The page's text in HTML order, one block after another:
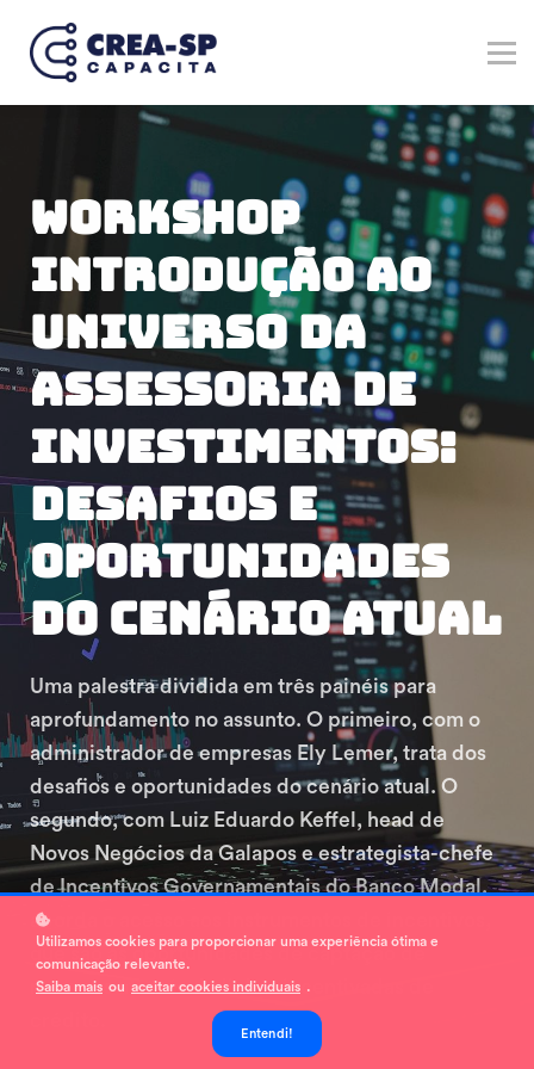
Marketplace
Cadastre-se
Workshop
Introdução Ao
Universo Da
Assessoria De
Investimentos:
Desafios E
Oportunidades
Do Cenário Atual
Uma palestra dividida em três painéis para
aprofundamento no assunto. O primeiro, com o
administrador de empresas Ely Lemer, trata dos
desafios e oportunidades do cenário atual. O
segundo, com Luiz Eduardo Keffel, head de
Novos Negócios da Galapos e estrategista-chefe
de Incentivos Governamentais do Banco Modal,
aborda o acesso aos instrumentos de incentivos,
que são as oportunidades de captação de
recursos através de linhas incentivadas de
Utilizamos cookies para proporcionar uma experiência ótima e
comunicação relevante.
Saiba mais ou aceitar cookies individuais .
Entendi!